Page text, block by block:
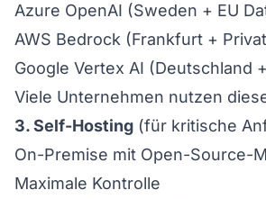
Azure OpenAI (Sweden + EU
AWS Bedrock (Frankfurt +
Google Vertex AI (Deutschland
Viele Unternehmen nutzen
3. Self-Hosting (für kritische
On-Premise mit Open-Source-
Maximale Kontrolle